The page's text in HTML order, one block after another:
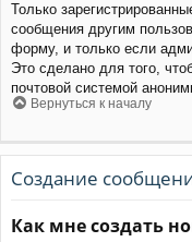
Только
сообщения другим
форму, и только если
Это сделано для того,
почтовой системой
Вернуться к началу
Создание
Как мне создать